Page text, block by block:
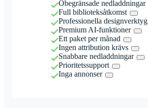
Obegränsade nedladdningar
Full biblioteksåtkomst
Professionella designverktyg
Premium AI-funktioner
Ett paket per månad
Ingen attribution krävs
Snabbare nedladdningar
Prioritetssupport
Inga annonser